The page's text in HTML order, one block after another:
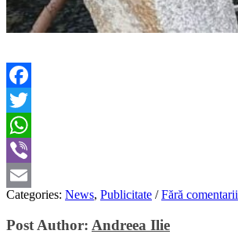
Facebook
Twitter
WhatsApp
Viber
Email
Categories: News, Publicitate / Fără comentarii
Post Author: Andreea Ilie